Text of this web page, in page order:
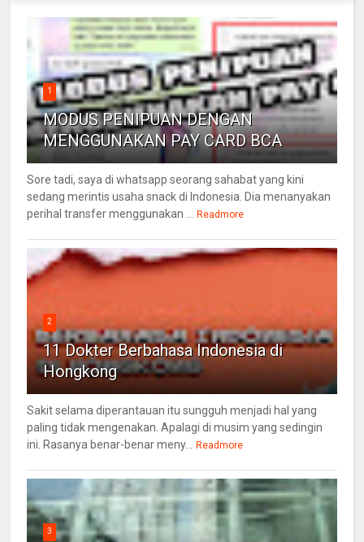
1
MODUS PENIPUAN DENGAN
MENGGUNAKAN PAY CARD BCA
Sore tadi, saya di whatsapp seorang sahabat yang kini
sedang merintis usaha snack di Indonesia. Dia menanyakan
perihal transfer menggunakan ... Readmore
2
11 Dokter Berbahasa Indonesia di
Hongkong
Sakit selama diperantauan itu sungguh menjadi hal yang
paling tidak mengenakan. Apalagi di musim yang sedingin
ini. Rasanya benar-benar meny... Readmore
3